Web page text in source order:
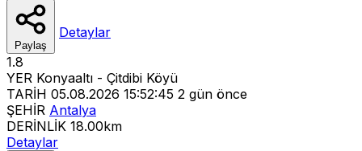
Paylaş
Detaylar
1.8
YER Konyaaltı - Çitdibi Köyü
TARİH 05.08.2026 15:52:45 2 gün önce
ŞEHİR Antalya
DERİNLİK 18.00km
Detaylar